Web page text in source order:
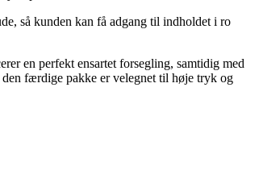
så kunden kan få adgang til indholdet i ro
en perfekt ensartet forsegling, samtidig med
færdige pakke er velegnet til høje tryk og